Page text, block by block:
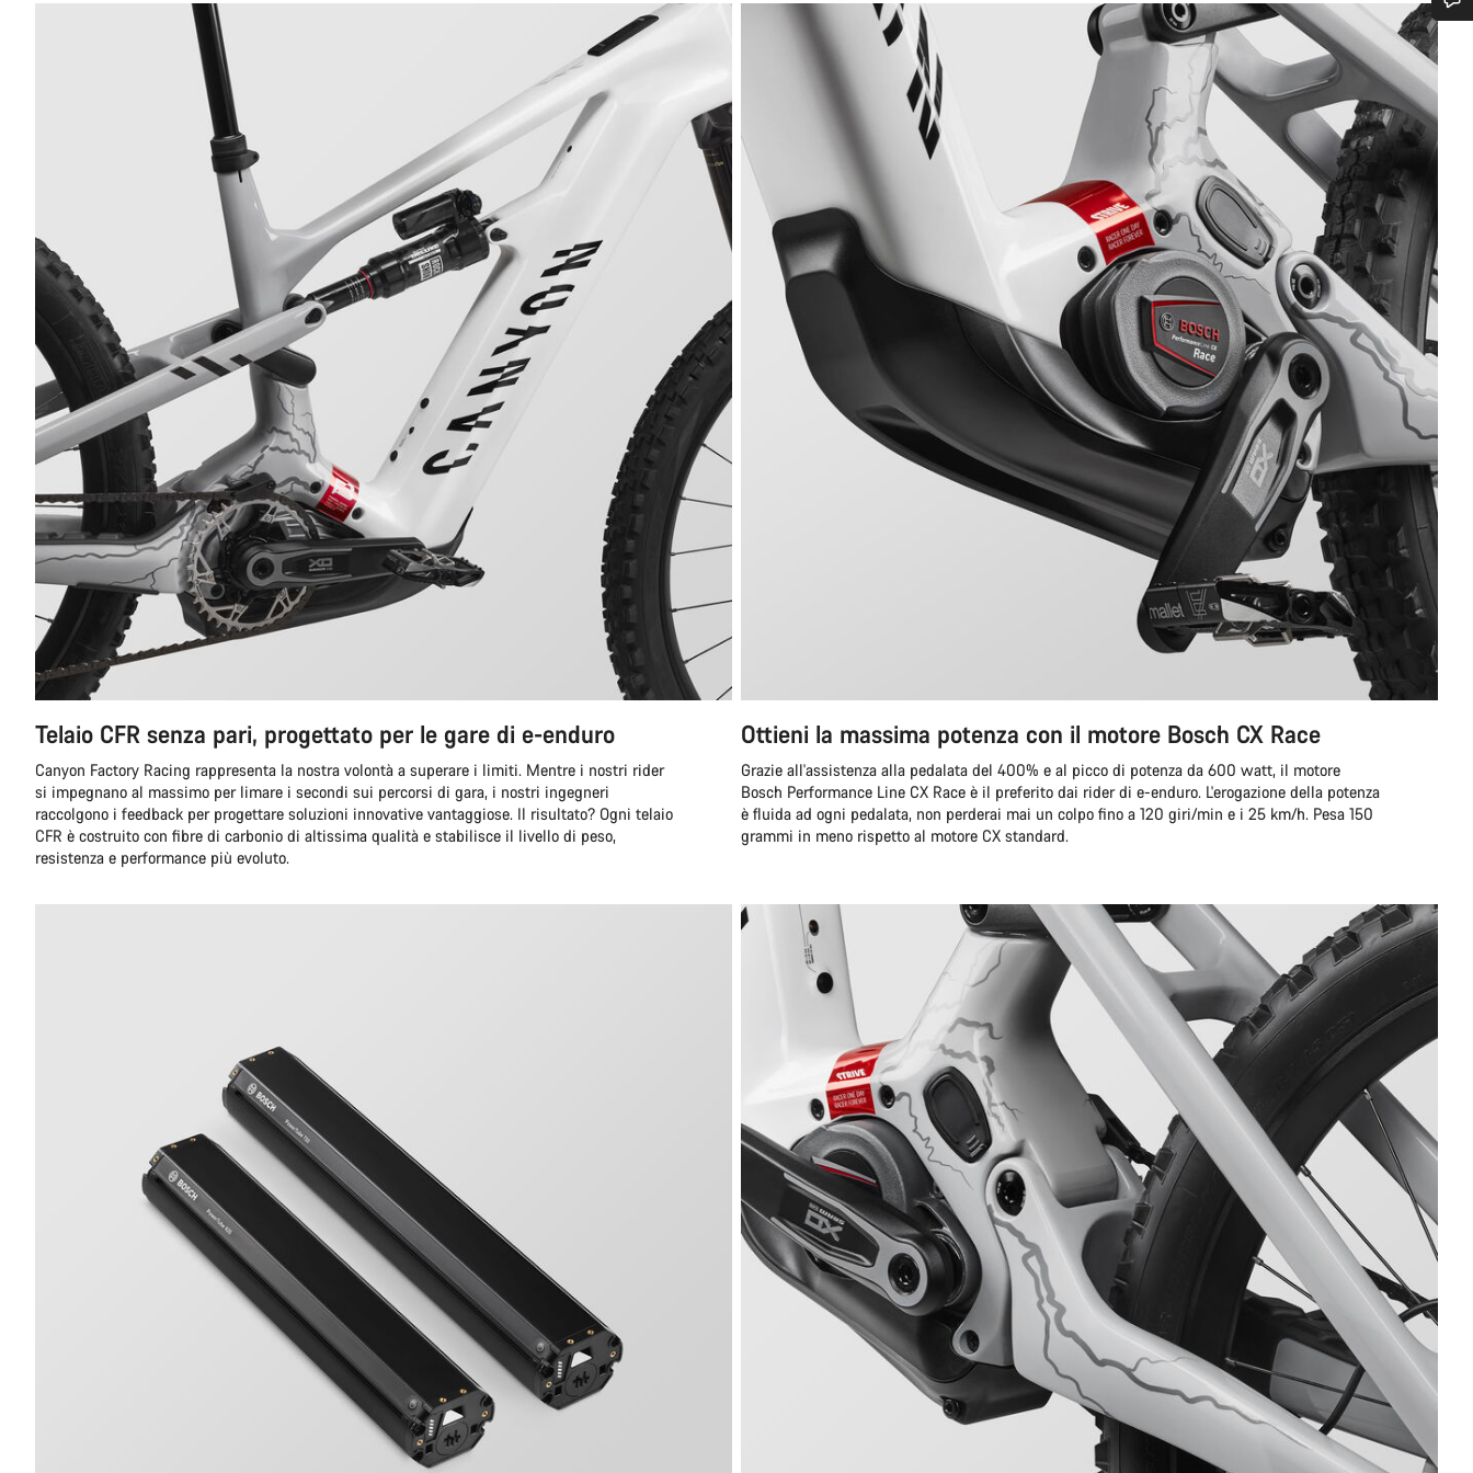
Telaio CFR senza pari, progettato per le gare di e-enduro
Canyon Factory Racing rappresenta la nostra volontà a superare i limiti. Mentre i nostri rider
si impegnano al massimo per limare i secondi sui percorsi di gara, i nostri ingegneri
raccolgono i feedback per progettare soluzioni innovative vantaggiose. Il risultato? Ogni telaio
CFR è costruito con fibre di carbonio di altissima qualità e stabilisce il livello di peso,
resistenza e performance più evoluto.
Ottieni la massima potenza con il motore Bosch CX Race
Grazie all'assistenza alla pedalata del 400% e al picco di potenza da 600 watt, il motore
Bosch Performance Line CX Race è il preferito dai rider di e-enduro. L'erogazione della potenza
è fluida ad ogni pedalata, non perderai mai un colpo fino a 120 giri/min e i 25 km/h. Pesa 150
grammi in meno rispetto al motore CX standard.
Ti serve aiuto?
I nostri consulenti esperti sono a tua disposizione.
Avvia Chat
Chiudi